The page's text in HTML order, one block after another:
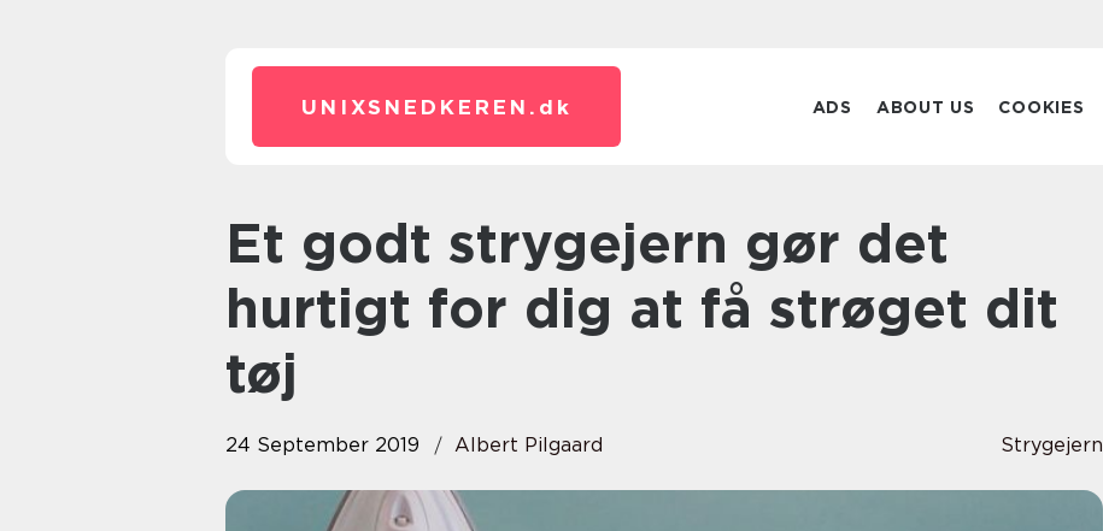
UNIXSNEDKEREN. dk ADS ABOUT US COOKIES
Et godt strygejern gør det
hurtigt for dig at få strøget dit
tøj
24 September 2019 Albert Pilgaard Strygejern